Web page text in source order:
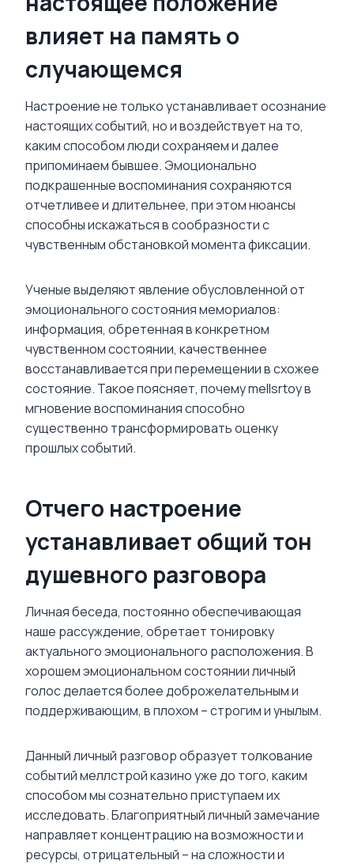
влияет на память о
случающемся
Настроение не только устанавливает осознание
настоящих событий, но и воздействует на то,
каким способом люди сохраняем и далее
припоминаем бывшее. Эмоционально
подкрашенные воспоминания сохраняются
отчетливее и длительнее, при этом нюансы
способны искажаться в сообразности с
чувственным обстановкой момента фиксации.
Ученые выделяют явление обусловленной от
эмоционального состояния мемориалов:
информация, обретенная в конкретном
чувственном состоянии, качественнее
восстанавливается при перемещении в схожее
состояние. Такое поясняет, почему mellsrtoy в
мгновение воспоминания способно
существенно трансформировать оценку
прошлых событий.
Отчего настроение
устанавливает общий тон
душевного разговора
Личная беседа, постоянно обеспечивающая
наше рассуждение, обретает тонировку
актуального эмоционального расположения. В
хорошем эмоциональном состоянии личный
голос делается более доброжелательным и
поддерживающим, в плохом – строгим и унылым.
Данный личный разговор образует толкование
событий меллстрой казино уже до того, каким
способом мы сознательно приступаем их
исследовать. Благоприятный личный замечание
направляет концентрацию на возможности и
ресурсы, отрицательный – на сложности и